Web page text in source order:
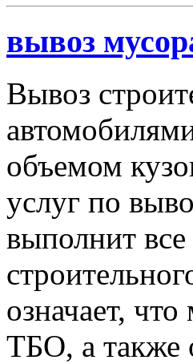
вывоз
Вывоз
объемом
услуг по
выполнит
означает,
ТБО, а также